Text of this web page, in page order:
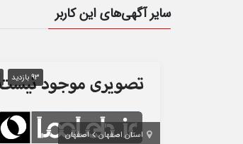
سایر آگهی‌های این کاربر
93 بازدید
استان اصفهان اصفهان